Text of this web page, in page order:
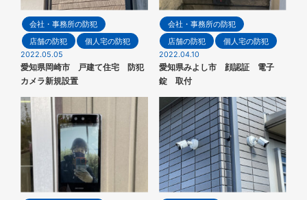
会社・事務所の防犯
店舗の防犯
個人宅の防犯
2022.05.05
愛知県岡崎市 戸建て住宅 防犯
カメラ新規設置
会社・事務所の防犯
店舗の防犯
個人宅の防犯
2022.04.10
愛知県みよし市 顔認証 電子
錠 取付